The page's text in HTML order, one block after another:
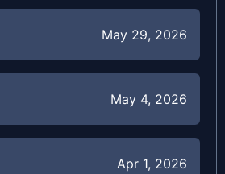
May 29, 2026
May 4, 2026
Apr 1, 2026